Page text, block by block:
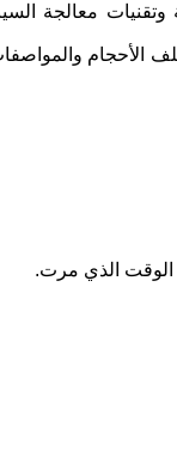
وتقنيات معالجة
الأحجام